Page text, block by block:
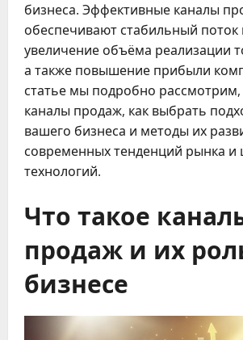
бизнеса. Эффективные каналы
обеспечивают стабильный поток
увеличение объёма реализации
а также повышение прибыли
статье мы подробно рассмотрим,
каналы продаж, как выбрать
вашего бизнеса и методы их
современных тенденций рынка
технологий.
Что такое
продаж и их
бизнесе